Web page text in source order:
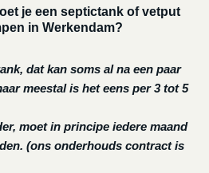
je een septictank of vetput
in Werkendam?
dat kan soms al na een paar
meestal is het eens per 3 tot 5
moet in principe iedere maand
(ons onderhouds contract is